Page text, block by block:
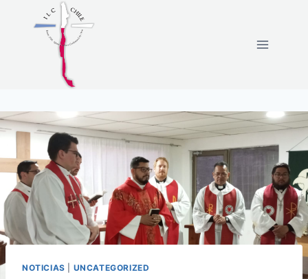
NOTICIAS UNCATEGORIZED